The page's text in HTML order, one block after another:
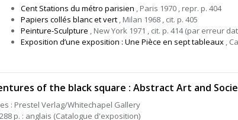
Cent Stations du métro parisien , Paris 1970 , repr. p. 404
Papiers collés blanc et vert , Milan 1968 , cit. p. 405
Peinture-Sculpture , New York 1971 , cit. p. 414 (par erreur
Exposition d’une exposition : Une Pièce en sept tableaux ,
of the black square : Abstract Art and
: Prestel Verlag/Whitechapel Gallery
p. : anglais (Catalogue d'exposition)